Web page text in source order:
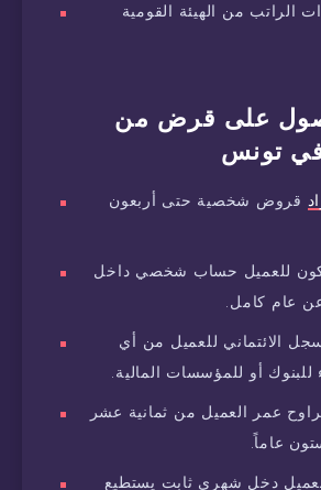
الراتب من الهيئة القومية
على قرض من
في تونس
قروض شخصية حتى أربعون
للعميل حساب شخصي داخل
عن عام كامل.
الائتماني للعميل من أي
للبنوك أو للمؤسسات المالية.
عمر العميل من ثمانية عشر
عاماً.
دخل شهري ثابت يستطيع